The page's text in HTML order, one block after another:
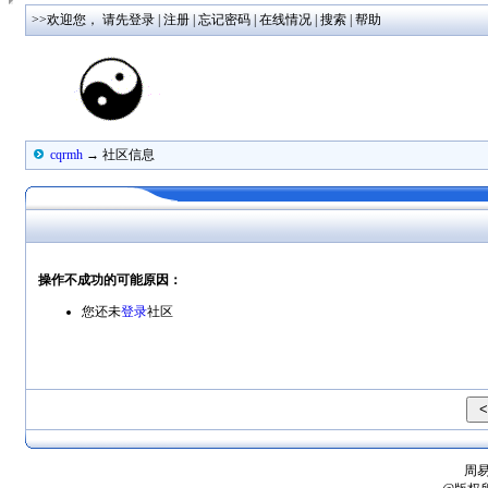
>>欢迎您， 请先登录| 注册| 忘记密码| 在线情况| 搜索| 帮助
cqrmh→ 社区信息
操作不成功的可能原因：
您还未登录社区
周